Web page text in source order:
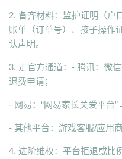
2. 备齐材料：监护证明（户
账单（订单号）、孩子操作
认声明。
3. 走官方通道：- 腾讯：微
退费申请；
- 网易：“网易家长关爱平台
- 其他平台：游戏客服/应用
4. 进阶维权：平台拒退或比